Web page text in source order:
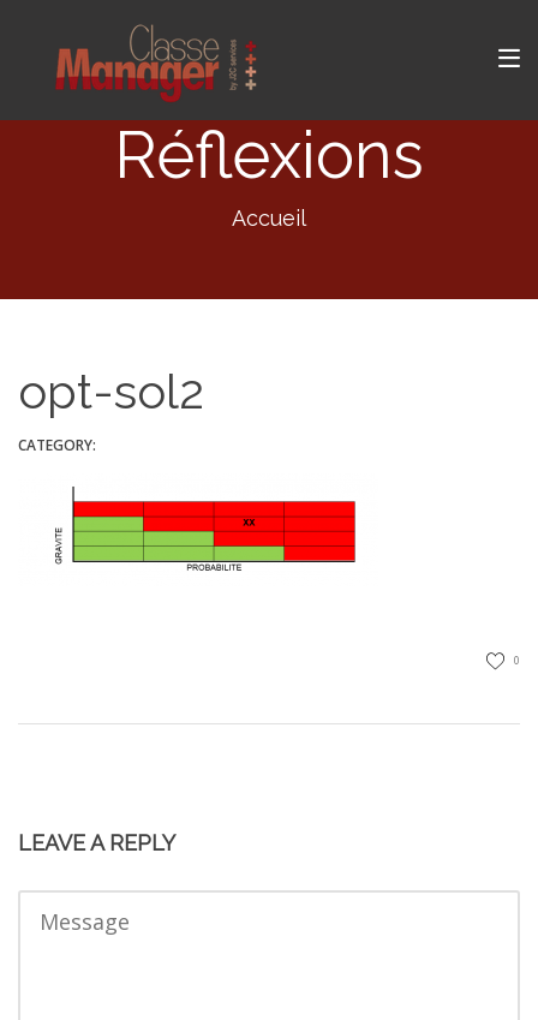
Réflexions
Accueil
opt-sol2
CATEGORY:
0
LEAVE A REPLY